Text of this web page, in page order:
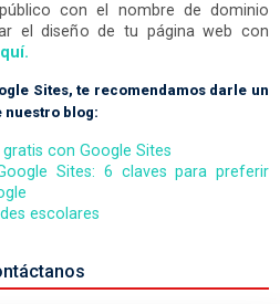
con el nombre de dominio
el diseño de tu página web con
Sites, te recomendamos darle un
nuestro blog:
con Google Sites
Sites: 6 claves para preferir
escolares